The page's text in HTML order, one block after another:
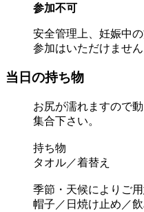
参加不可
安全管理上、妊娠中
参加はいただけません
当日の持ち物
お尻が濡れますので
集合下さい。
持ち物
タオル／着替え
季節・天候によりご
帽子／日焼け止め／